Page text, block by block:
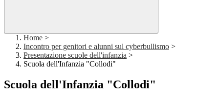
Home >
Incontro per genitori e alunni sul cyberbullismo >
Presentazione scuole dell'infanzia >
Scuola dell'Infanzia "Collodi"
Scuola dell'Infanzia "Collodi"